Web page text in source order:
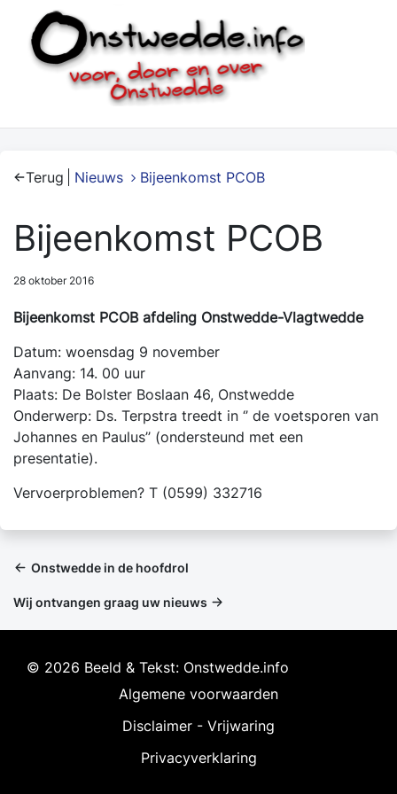
Terug Nieuws Bijeenkomst PCOB
Bijeenkomst PCOB
28 oktober 2016
Bijeenkomst PCOB afdeling Onstwedde-Vlagtwedde
Datum: woensdag 9 november
Aanvang: 14. 00 uur
Plaats: De Bolster Boslaan 46, Onstwedde
Onderwerp: Ds. Terpstra treedt in ‘’ de voetsporen van
Johannes en Paulus’’ (ondersteund met een
presentatie).
Vervoerproblemen? T (0599) 332716
Onstwedde in de hoofdrol
Wij ontvangen graag uw nieuws
© 2026 Beeld & Tekst: Onstwedde.info
Algemene voorwaarden
Disclaimer - Vrijwaring
Privacyverklaring